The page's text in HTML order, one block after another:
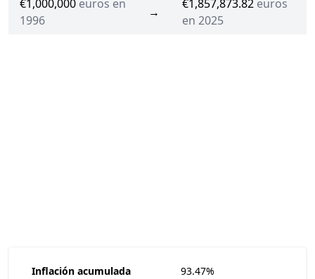
€1,000,000 euros en
1996
→
€1,857,873.82 euros
en 2025
Inflación acumulada 93.47%